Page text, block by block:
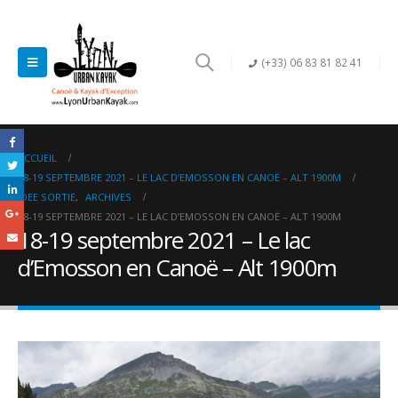
(+33) 06 83 81 82 41
ACCUEIL
18-19 SEPTEMBRE 2021 – LE LAC D’EMOSSON EN CANOË – ALT 1900M
IDEE SORTIE, ARCHIVES
18-19 SEPTEMBRE 2021 – LE LAC D’EMOSSON EN CANOË – ALT 1900M
18-19 septembre 2021 – Le lac
d’Emosson en Canoë – Alt 1900m